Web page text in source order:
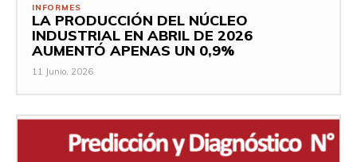
INFORMES
LA PRODUCCIÓN DEL NÚCLEO
INDUSTRIAL EN ABRIL DE 2026
AUMENTÓ APENAS UN 0,9%
11 Junio, 2026